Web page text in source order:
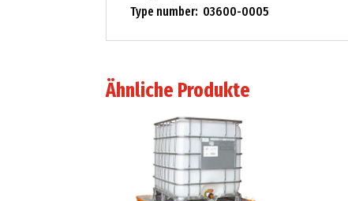
Type number: 03600-0005
Ähnliche Produkte